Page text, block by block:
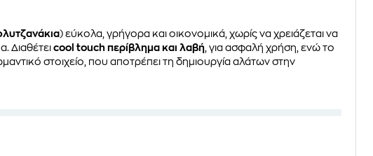
) εύκολα, γρήγορα και οικονομικά, χωρίς να χρειάζεται να
Διαθέτει cool touch περίβλημα και λαβή , για ασφαλή χρήση, ενώ το
στοιχείο, που αποτρέπει τη δημιουργία αλάτων στην